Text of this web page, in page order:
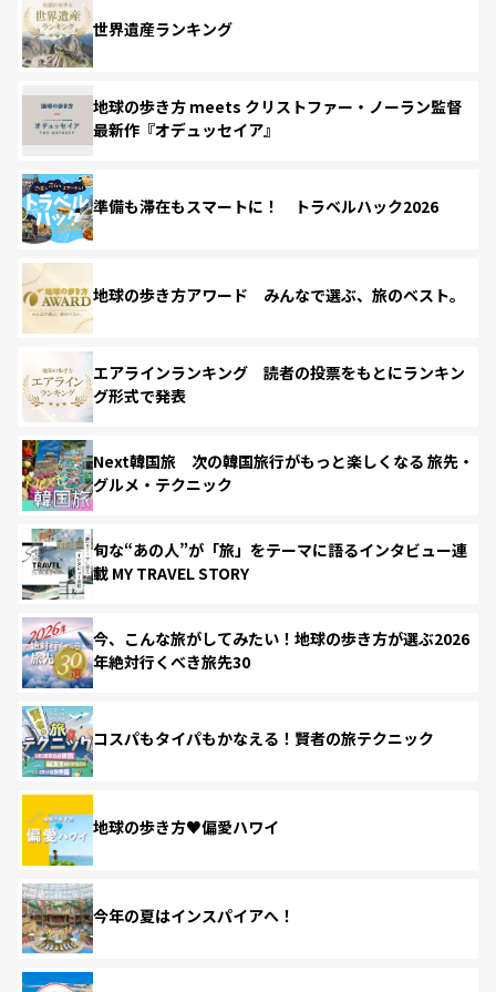
世界遺産ランキング
地球の歩き方 meets クリストファー・ノーラン監督
最新作『オデュッセイア』
準備も滞在もスマートに！ トラベルハック2026
地球の歩き方アワード みんなで選ぶ、旅のベスト。
エアラインランキング 読者の投票をもとにランキン
グ形式で発表
Next韓国旅 次の韓国旅行がもっと楽しくなる 旅先・
グルメ・テクニック
旬な“あの人”が「旅」をテーマに語るインタビュー連
載 MY TRAVEL STORY
今、こんな旅がしてみたい！地球の歩き方が選ぶ2026
年絶対行くべき旅先30
コスパもタイパもかなえる！賢者の旅テクニック
地球の歩き方♥偏愛ハワイ
今年の夏はインスパイアへ！